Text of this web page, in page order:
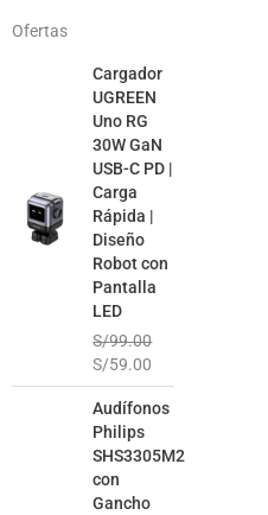
Ofertas
Cargador
UGREEN
Uno RG
30W GaN
USB-C PD |
Carga
Rápida |
Diseño
Robot con
Pantalla
LED
S/99.00
precio
S/59.00
Audífonos
Philips
SHS3305M2
con
Gancho
precio
original
S/99.00.